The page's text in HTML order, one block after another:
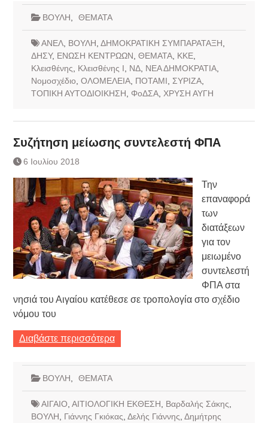
ΒΟΥΛΗ ΘΕΜΑΤΑ
ΑΝΕΛ, ΒΟΥΛΗ ΔΗΜΟΚΡΑΤΙΚΗ ΣΥΜΠΑΡΑΤΑΞΗ
ΔΗΣΥ, ΕΝΩΣΗ ΚΕΝΤΡΩΩΝ ΘΕΜΑΤΑ, ΚΚΕ,
Κλεισθένης
Κλεισθένης Ι ΝΔ, ΝΕΑ ΔΗΜΟΚΡΑΤΙΑ,
Νομοσχέδιο ΟΛΟΜΕΛΕΙΑ, ΠΟΤΑΜΙ ΣΥΡΙΖΑ,
ΤΟΠΙΚΗ ΑΥΤΟΔΙΟΙΚΗΣΗ
ΦοΔΣΑ, ΧΡΥΣΗ ΑΥΓΗ
Συζήτηση μείωσης συντελεστή ΦΠΑ
6 Ιουλίου 2018
Την
επαναφορά
των
διατάξεων
για τον
μειωμένο
συντελεστή
ΦΠΑ στα
νησιά του Αιγαίου κατέθεσε σε τροπολογία στο σχέδιο
νόμου του
Διαβάστε περισσότερα
ΒΟΥΛΗ ΘΕΜΑΤΑ
ΑΙΓΑΙΟ ΑΙΤΙΟΛΟΓΙΚΗ ΕΚΘΕΣΗ Βαρδαλής Σάκης
ΒΟΥΛΗ
Γιάννης Γκιόκας Δελής Γιάννης Δημήτρης